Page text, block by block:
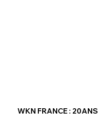
WKN FRANCE : 20ANS